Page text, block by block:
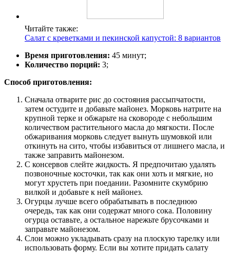
Читайте также:
Салат с креветками и пекинской капустой: 8 вариантов
Время приготовления: 45 минут;
Количество порций: 3;
Способ приготовления:
Сначала отварите рис до состояния рассыпчатости,
затем остудите и добавьте майонез. Морковь натрите на
крупной терке и обжарьте на сковороде с небольшим
количеством растительного масла до мягкости. После
обжаривания морковь следует вынуть шумовкой или
откинуть на сито, чтобы избавиться от лишнего масла, и
также заправить майонезом.
С консервов слейте жидкость. Я предпочитаю удалять
позвоночные косточки, так как они хоть и мягкие, но
могут хрустеть при поедании. Разомните скумбрию
вилкой и добавьте к ней майонез.
Огурцы лучше всего обрабатывать в последнюю
очередь, так как они содержат много сока. Половину
огурца оставьте, а остальное нарежьте брусочками и
заправьте майонезом.
Слои можно укладывать сразу на плоскую тарелку или
использовать форму. Если вы хотите придать салату